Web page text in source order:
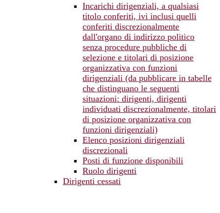
Incarichi dirigenziali, a qualsiasi
titolo conferiti, ivi inclusi quelli
conferiti discrezionalmente
dall'organo di indirizzo politico
senza procedure pubbliche di
selezione e titolari di posizione
organizzativa con funzioni
dirigenziali (da pubblicare in tabelle
che distinguano le seguenti
situazioni: dirigenti, dirigenti
individuati discrezionalmente, titolari
di posizione organizzativa con
funzioni dirigenziali)
Elenco posizioni dirigenziali
discrezionali
Posti di funzione disponibili
Ruolo dirigenti
Dirigenti cessati